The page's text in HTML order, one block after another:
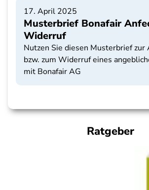
17. April 2025
Musterbrief Bonafair
Widerruf
Nutzen Sie diesen Musterbrief zur
bzw. zum Widerruf eines
mit Bonafair AG
Ratgeber